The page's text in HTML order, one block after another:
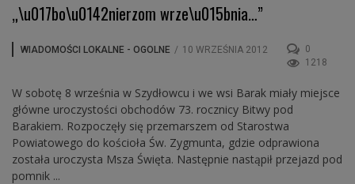
„\u017bo\u0142nierzom wrze\u015bnia…”
WIADOMOŚCI LOKALNE - OGOLNE / 10 WRZEŚNIA 2012
0
1218
W sobotę 8 września w Szydłowcu i we wsi Barak miały miejsce
główne uroczystości obchodów 73. rocznicy Bitwy pod
Barakiem. Rozpoczęły się przemarszem od Starostwa
Powiatowego do kościoła Św. Zygmunta, gdzie odprawiona
została uroczysta Msza Święta. Następnie nastąpił przejazd pod
pomnik ...